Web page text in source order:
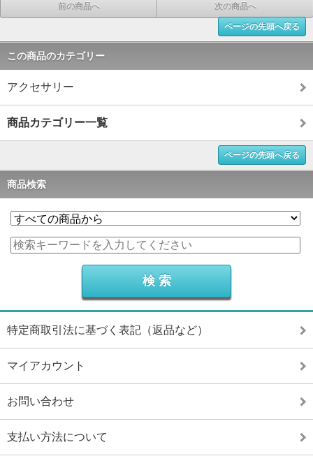
前の商品へ 次の商品へ
ページの先頭へ戻る
この商品のカテゴリー
アクセサリー
商品カテゴリー一覧
ページの先頭へ戻る
商品検索
特定商取引法に基づく表記（返品など）
マイアカウント
お問い合わせ
支払い方法について